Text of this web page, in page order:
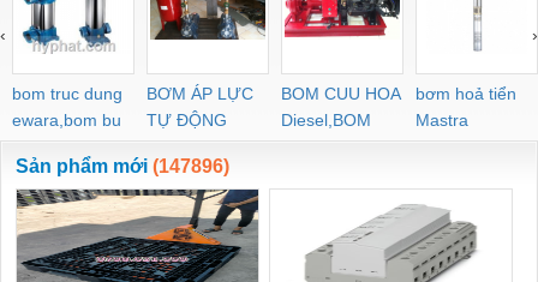
bom truc dung
ewara,bom bu
ewara
BƠM ÁP LỰC
TỰ ĐỘNG
BOM CUU HOA
Diesel,BOM
CHUA CHAY
bơm hoả tiển
Mastra
‹ ›
Sản phẩm mới (147896)